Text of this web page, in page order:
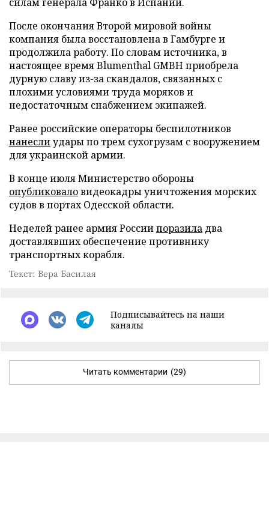
После окончания Второй мировой войны
компания была восстановлена в Гамбурге и
продолжила работу. По словам источника, в
настоящее время Blumenthal GMBH приобрела
дурную славу из-за скандалов, связанных с
плохими условиями труда моряков и
недостаточным снабжением экипажей.
Ранее российские операторы беспилотников
нанеслиудары по трем сухогрузам с вооружением
для украинской армии.
В конце июля Министерство обороны
опубликоваловидеокадры уничтожения морских
судов в портах Одесской области.
Неделей ранее армия Россиипоразила два
доставлявших обеспечение противнику
транспортных корабля.
Текст: Вера Басилая
Подписывайтесь на наши
каналы
Читать комментарии (29)